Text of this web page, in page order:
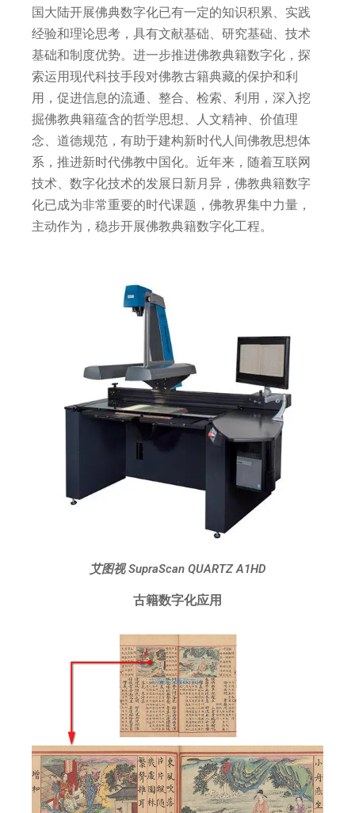
国大陆开展佛典数字化已有一定的知识积累、实践
经验和理论思考，具有文献基础、研究基础、技术
基础和制度优势。进一步推进佛教典籍数字化，探
索运用现代科技手段对佛教古籍典藏的保护和利
用，促进信息的流通、整合、检索、利用，深入挖
掘佛教典籍蕴含的哲学思想、人文精神、价值理
念、道德规范，有助于建构新时代人间佛教思想体
系，推进新时代佛教中国化。近年来，随着互联网
技术、数字化技术的发展日新月异，佛教典籍数字
化已成为非常重要的时代课题，佛教界集中力量，
主动作为，稳步开展佛教典籍数字化工程。
艾图视 SupraScan QUARTZ A1HD
古籍数字化应用